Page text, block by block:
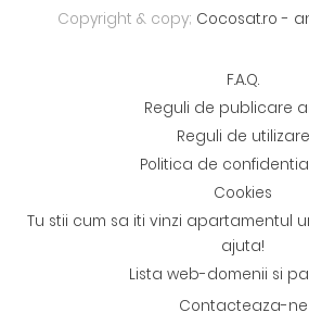
Copyright & copy; Cocosat.ro -
F.A.Q.
Reguli de publicare
Reguli de utilizare
Politica de
Cookies
Tu stii cum sa iti vinzi apartamentul
ajuta!
Lista web-domenii si
Contacteaza-ne